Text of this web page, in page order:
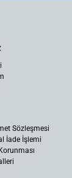
Sözleşmesi
İade İşlemi